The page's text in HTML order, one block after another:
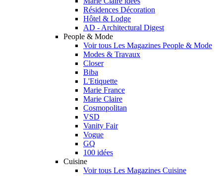
Résidences Décoration
Hôtel & Lodge
AD - Architectural Digest
People & Mode
Voir tous Les Magazines People & Mode
Modes & Travaux
Closer
Biba
L'Etiquette
Marie France
Marie Claire
Cosmopolitan
VSD
Vanity Fair
Vogue
GQ
100 idées
Cuisine
Voir tous Les Magazines Cuisine